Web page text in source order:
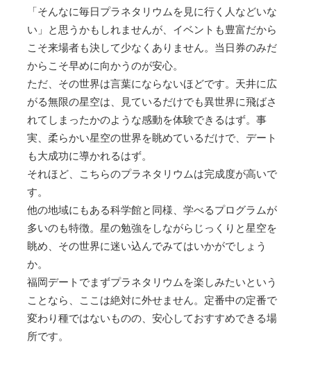
「そんなに毎日プラネタリウムを見に行く人などいな
い」と思うかもしれませんが、イベントも豊富だから
こそ来場者も決して少なくありません。当日券のみだ
からこそ早めに向かうのが安心。
ただ、その世界は言葉にならないほどです。天井に広
がる無限の星空は、見ているだけでも異世界に飛ばさ
れてしまったかのような感動を体験できるはず。事
実、柔らかい星空の世界を眺めているだけで、デート
も大成功に導かれるはず。
それほど、こちらのプラネタリウムは完成度が高いで
す。
他の地域にもある科学館と同様、学べるプログラムが
多いのも特徴。星の勉強をしながらじっくりと星空を
眺め、その世界に迷い込んでみてはいかがでしょう
か。
福岡デートでまずプラネタリウムを楽しみたいという
ことなら、ここは絶対に外せません。定番中の定番で
変わり種ではないものの、安心しておすすめできる場
所です。